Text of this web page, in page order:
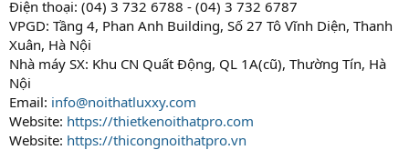
Điện thoại: (04) 3 732 6788 - (04) 3 732 6787
VPGD: Tầng 4, Phan Anh Building, Số 27 Tô Vĩnh Diện, Thanh
Xuân, Hà Nội
Nhà máy SX: Khu CN Quất Động, QL 1A(cũ), Thường Tín, Hà
Nội
Email: info@noithatluxxy.com
Website: https://thietkenoithatpro.com
Website: https://thicongnoithatpro.vn